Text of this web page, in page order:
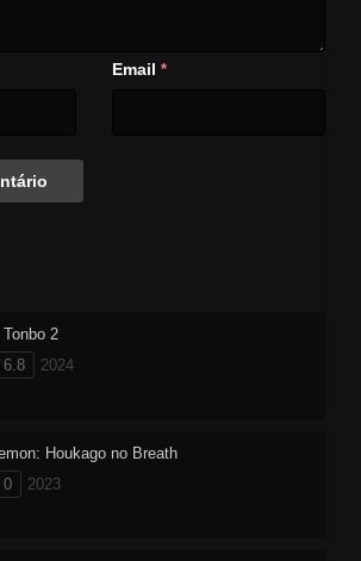
Email *
2
6.8
2024
Houkago no Breath
0
2023